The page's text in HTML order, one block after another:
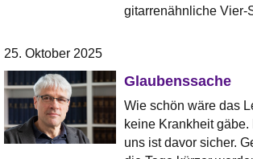
gitarrenähnliche Vier-
25. Oktober 2025
Glaubenssache
Wie schön wäre das
keine Krankheit
uns ist davor sicher.